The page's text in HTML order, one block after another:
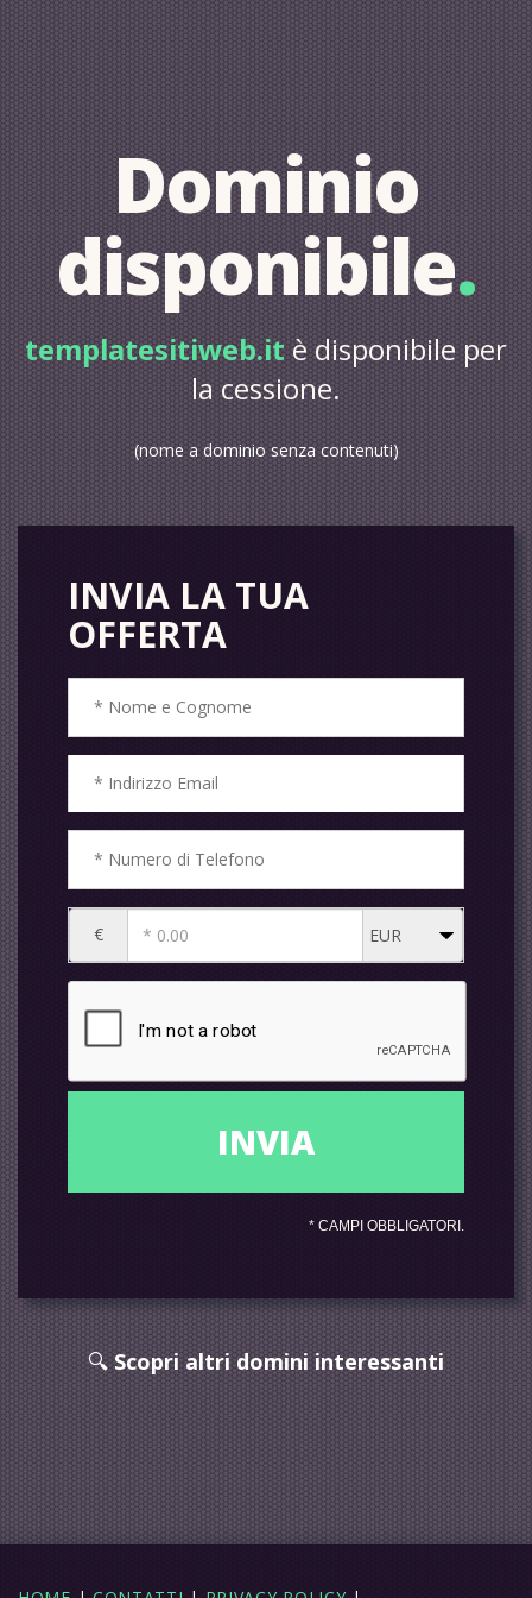
Dominio
disponibile.
templatesitiweb.itè disponibile per
la cessione.
(nome a dominio senza contenuti)
INVIA LA TUA
OFFERTA
€
* CAMPI OBBLIGATORI.
🔍Scopri altri domini interessanti